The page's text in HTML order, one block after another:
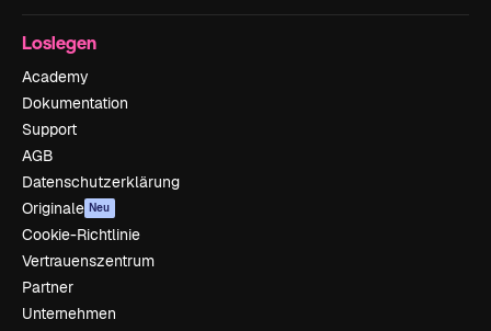
Loslegen
Academy
Dokumentation
Support
AGB
Datenschutzerklärung
Originale Neu
Cookie-Richtlinie
Vertrauenszentrum
Partner
Unternehmen